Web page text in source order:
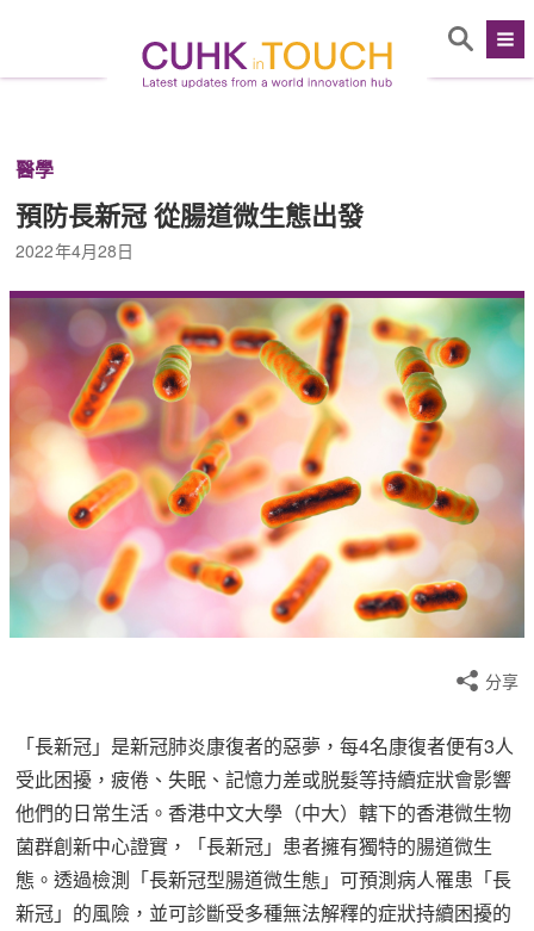
醫學
預防長新冠 從腸道微生態出發
2022年4月28日
分享
「長新冠」是新冠肺炎康復者的惡夢，每4名康復者便有3人
受此困擾，疲倦、失眠、記憶力差或脱髮等持續症狀會影響
他們的日常生活。香港中文大學（中大）轄下的香港微生物
菌群創新中心證實，「長新冠」患者擁有獨特的腸道微生
態。透過檢測「長新冠型腸道微生態」可預測病人罹患「長
新冠」的風險，並可診斷受多種無法解釋的症狀持續困擾的